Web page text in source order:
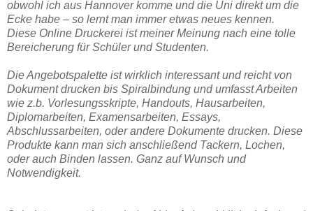
obwohl ich aus Hannover komme und die Uni direkt um die
Ecke habe – so lernt man immer etwas neues kennen.
Diese Online Druckerei ist meiner Meinung nach eine tolle
Bereicherung für Schüler und Studenten.
Die Angebotspalette ist wirklich interessant und reicht von
Dokument drucken bis Spiralbindung und umfasst Arbeiten
wie z.b. Vorlesungsskripte, Handouts, Hausarbeiten,
Diplomarbeiten, Examensarbeiten, Essays,
Abschlussarbeiten, oder andere Dokumente drucken. Diese
Produkte kann man sich anschließend Tackern, Lochen,
oder auch Binden lassen. Ganz auf Wunsch und
Notwendigkeit.